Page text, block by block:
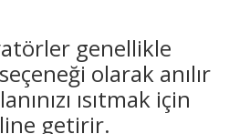
genellikle
olarak anılır
ısıtmak için
getirir.